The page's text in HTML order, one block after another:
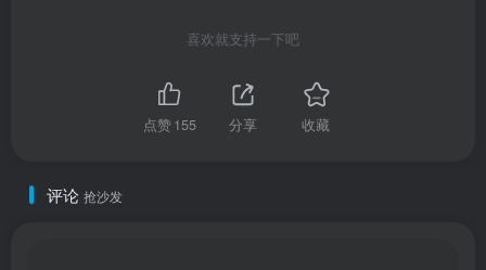
喜欢就支持一下吧
点赞155 分享 收藏
评论 抢沙发